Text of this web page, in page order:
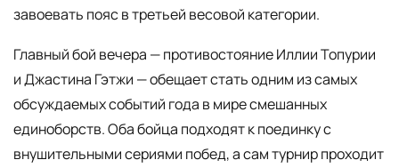
завоевать пояс в третьей весовой категории.
Главный бой вечера — противостояние Иллии Топурии
и Джастина Гэтжи — обещает стать одним из самых
обсуждаемых событий года в мире смешанных
единоборств. Оба бойца подходят к поединку с
внушительными сериями побед, а сам турнир проходит